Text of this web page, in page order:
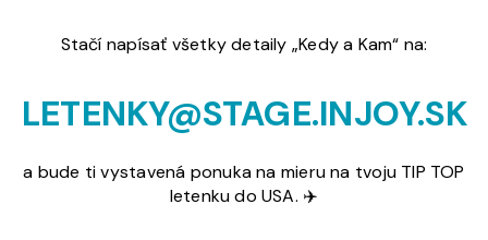
Stačí napísať všetky detaily „Kedy a Kam“ na:
LETENKY@STAGE.INJOY.SK
a bude ti vystavená ponuka na mieru na tvoju TIP TOP
letenku do USA. ✈️